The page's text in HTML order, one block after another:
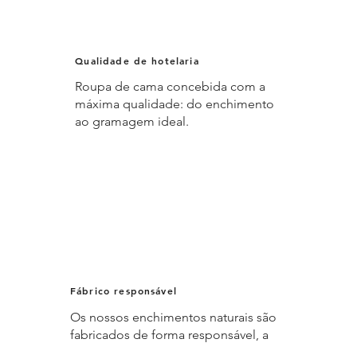
Qualidade de hotelaria
Roupa de cama concebida com a
máxima qualidade: do enchimento
ao gramagem ideal.
Fábrico responsável
Os nossos enchimentos naturais são
fabricados de forma responsável, a